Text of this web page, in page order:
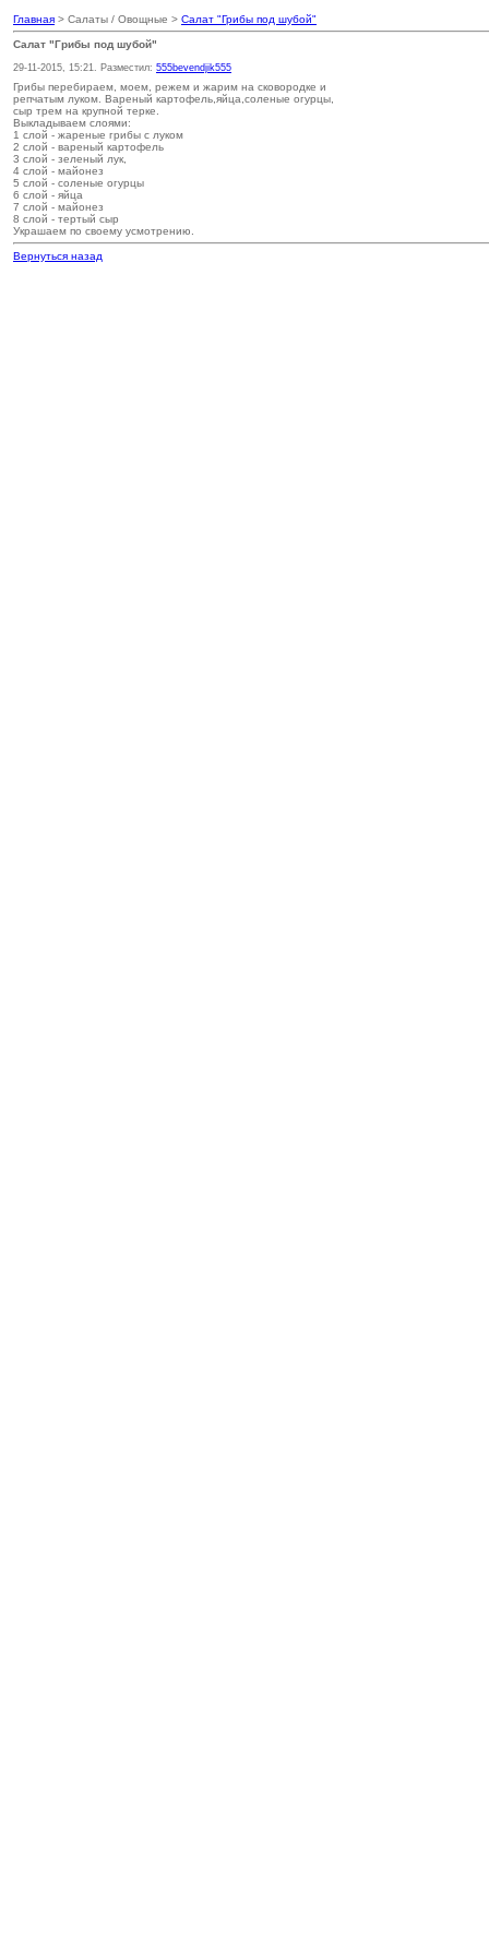
Главная > Салаты / Овощные > Салат "Грибы под шубой"
Салат "Грибы под шубой"
29-11-2015, 15:21. Разместил: 555bevendjik555
Грибы перебираем, моем, режем и жарим на сковородке и
репчатым луком. Вареный картофель,яйца,соленые огурцы,
сыр трем на крупной терке.
Выкладываем слоями:
1 слой - жареные грибы с луком
2 слой - вареный картофель
3 слой - зеленый лук,
4 слой - майонез
5 слой - соленые огурцы
6 слой - яйца
7 слой - майонез
8 слой - тертый сыр
Украшаем по своему усмотрению.
Вернуться назад